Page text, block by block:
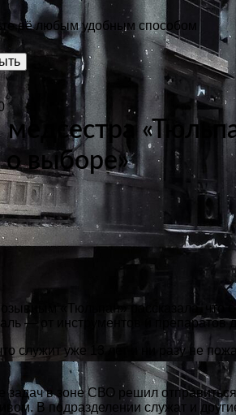
её любым удобным способом
медсестра
выборе»
«Тюльпан» рассказала, что
— от инструментов и препаратов
служит уже 13 лет и ни разу не
в зоне СВО решил
В подразделении служат и